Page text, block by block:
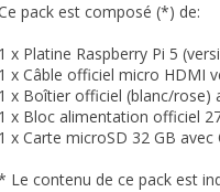
pack est composé (*) de:
1 x Platine Raspberry Pi 5 (
1 x Câble officiel micro HDMI
1 x Boîtier officiel (blanc/rose)
1 x Bloc alimentation officiel
1 x Carte microSD 32 GB
Le contenu de ce pack est